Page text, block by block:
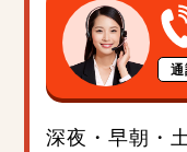
深夜・早朝・